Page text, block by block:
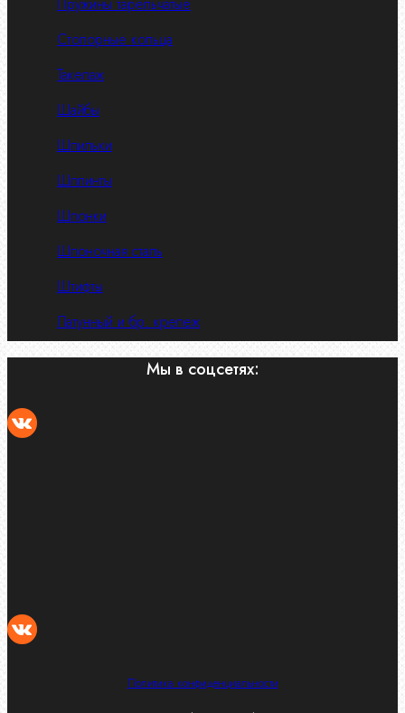
Стопорные кольца
Такелаж
Шайбы
Шпильки
Шплинты
Шпонки
Шпоночная сталь
Штифты
Латунный и бр. крепеж
Мы в соцсетях:
Политика конфиденциальности